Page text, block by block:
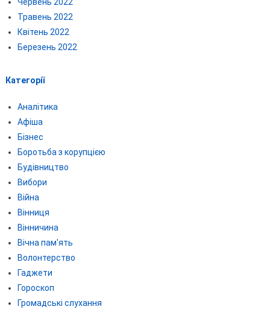
Травень 2022
Квітень 2022
Березень 2022
Категорії
Аналітика
Афіша
Бізнес
Боротьба з корупцією
Будівництво
Вибори
Війна
Вінниця
Вінничина
Вічна пам'ять
Волонтерство
Гаджети
Гороскоп
Громадські слухання